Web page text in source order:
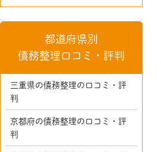
都道府県別
債務整理口コミ・評判
三重県の債務整理の口コミ・評
判
京都府の債務整理の口コミ・評
判